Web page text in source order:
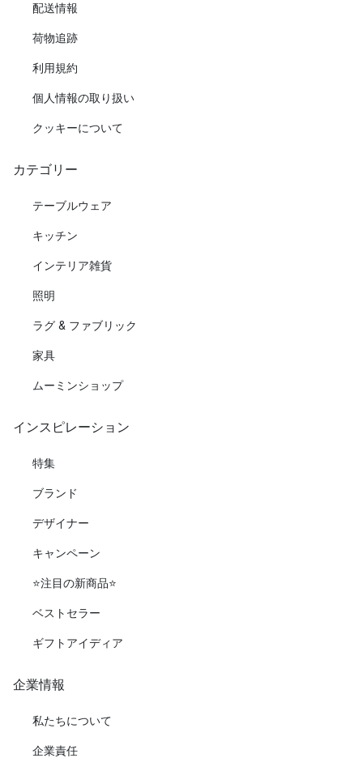
配送情報
荷物追跡
利用規約
個人情報の取り扱い
クッキーについて
カテゴリー
テーブルウェア
キッチン
インテリア雑貨
照明
ラグ & ファブリック
家具
ムーミンショップ
インスピレーション
特集
ブランド
デザイナー
キャンペーン
⭐️注目の新商品⭐️
ベストセラー
ギフトアイディア
企業情報
私たちについて
企業責任